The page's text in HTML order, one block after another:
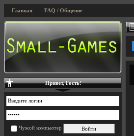
Главная FAQ / Общение
Привет, Гость!
Чужой компьютер